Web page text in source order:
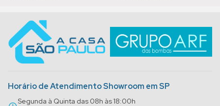
Horário de Atendimento Showroom em SP
Segunda à Quinta das 08h às 18:00h